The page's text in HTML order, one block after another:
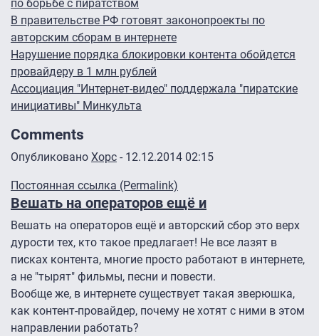
по борьбе с пиратством
В правительстве РФ готовят законопроекты по
авторским сборам в интернете
Нарушение порядка блокировки контента обойдется
провайдеру в 1 млн рублей
Ассоциация "Интернет-видео" поддержала "пиратские
инициативы" Минкульта
Comments
Опубликовано Xopc - 12.12.2014 02:15
Постоянная ссылка (Permalink)
Вешать на операторов ещё и
Вешать на операторов ещё и авторский сбор это верх
дурости тех, кто такое предлагает! Не все лазят в
писках контента, многие просто работают в интернете,
а не "тырят" фильмы, песни и повести.
Вообще же, в интернете существует такая зверюшка,
как контент-провайдер, почему не хотят с ними в этом
направлении работать?